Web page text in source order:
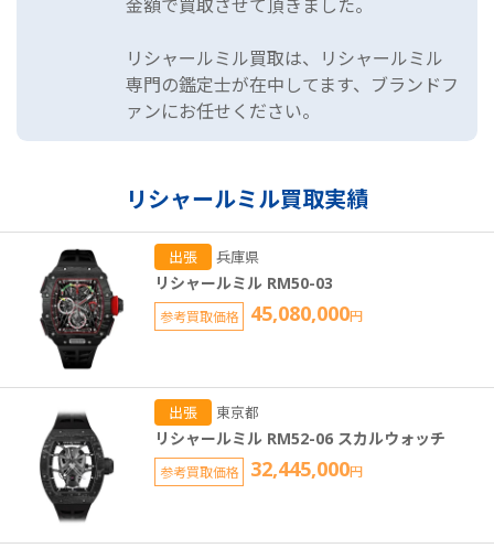
金額で買取させて頂きました。
リシャールミル買取は、リシャールミル
専門の鑑定士が在中してます、ブランドフ
ァンにお任せください。
リシャールミル買取実績
出張 兵庫県
リシャールミル RM50-03
参考買取価格 45,080,000円
出張 東京都
リシャールミル RM52-06 スカルウォッチ
参考買取価格 32,445,000円